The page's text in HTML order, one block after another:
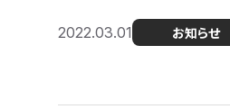
2022.03.01 お知らせ